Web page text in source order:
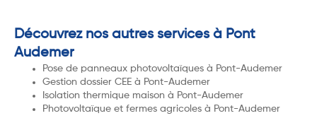
Découvrez nos autres services à Pont
Audemer
Pose de panneaux photovoltaïques à Pont-Audemer
Gestion dossier CEE à Pont-Audemer
Isolation thermique maison à Pont-Audemer
Photovoltaïque et fermes agricoles à Pont-Audemer